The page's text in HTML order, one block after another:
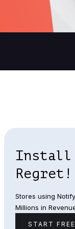
Install
Regret!
Stores using
Millions in
START FREE